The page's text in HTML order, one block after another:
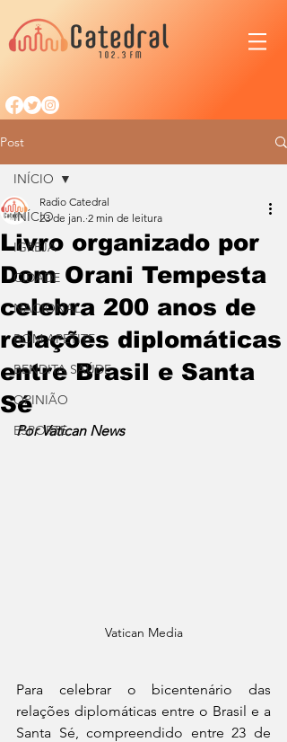
Post
INÍCIO
IGREJA
CIDADE
NACIONAL
BOM APETITE
BENDITA SAÚDE
OPINIÃO
ESPORTE
INÍCIO
Livro organizado por
Dom Orani Tempesta
celebra 200 anos de
relações diplomáticas
entre Brasil e Santa
Sé
Radio Catedral
23 de jan. 2 min de leitura
Por Vatican News
Vatican Media
Para celebrar o bicentenário das
relações diplomáticas entre o Brasil e a
Santa Sé, compreendido entre 23 de